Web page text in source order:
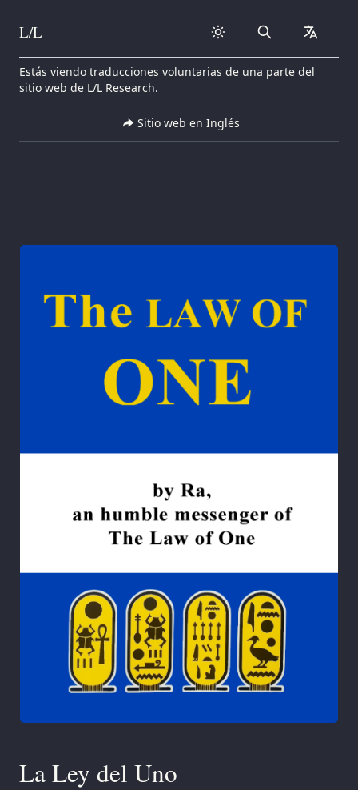
Skip to content
L/L Search
Estás viendo traducciones voluntarias de una parte del
sitio web de L/L Research.
Sitio web en Inglés
La Ley del Uno